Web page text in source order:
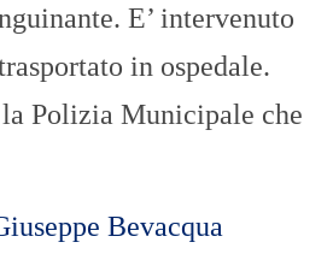
E’ intervenuto
in ospedale.
la Polizia Municipale che
Bevacqua